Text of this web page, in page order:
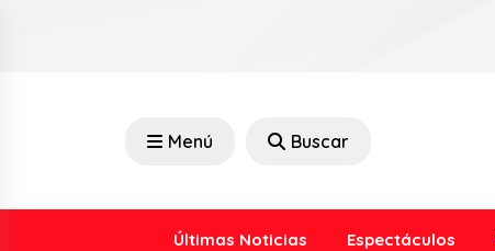
Menú Buscar
Últimas Noticias Espectáculos